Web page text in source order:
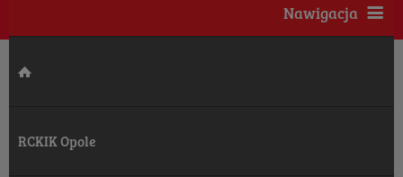
Nawigacja
RCKIK Opole